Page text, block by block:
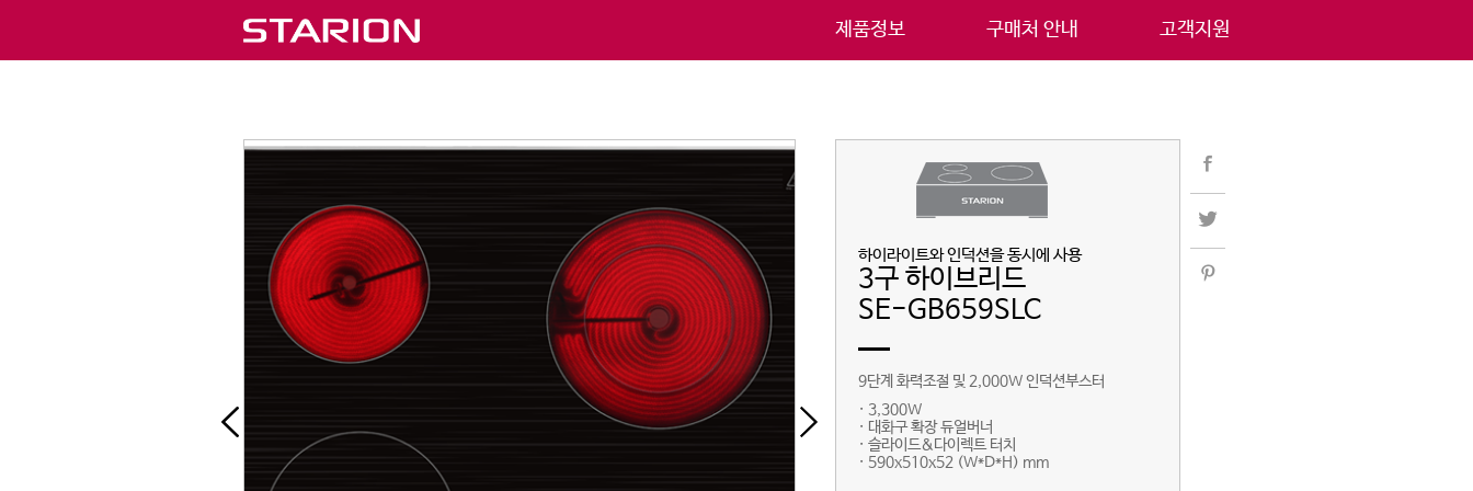
제품정보 구매처 안내 고객지원
하이라이트와 인덕션을 동시에 사용
3구 하이브리드
SE-GB659SLC
9단계 화력조절 및 2,000W 인덕션부스터
· 3,300W
· 대화구 확장 듀얼버너
· 슬라이드&다이렉트 터치
· 590x510x52 (W*D*H) mm